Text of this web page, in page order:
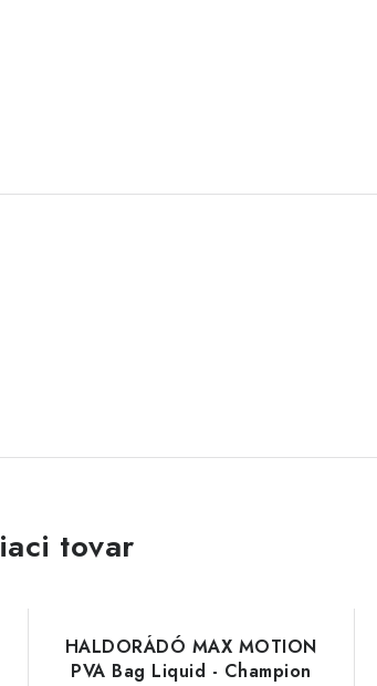
tovar
HALDORÁDÓ MAX MOTION
PVA Bag Liquid - Champion